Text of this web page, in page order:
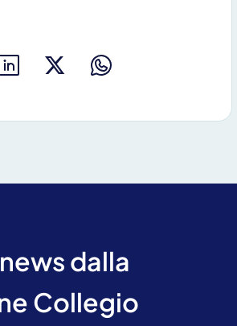
dalla
Collegio